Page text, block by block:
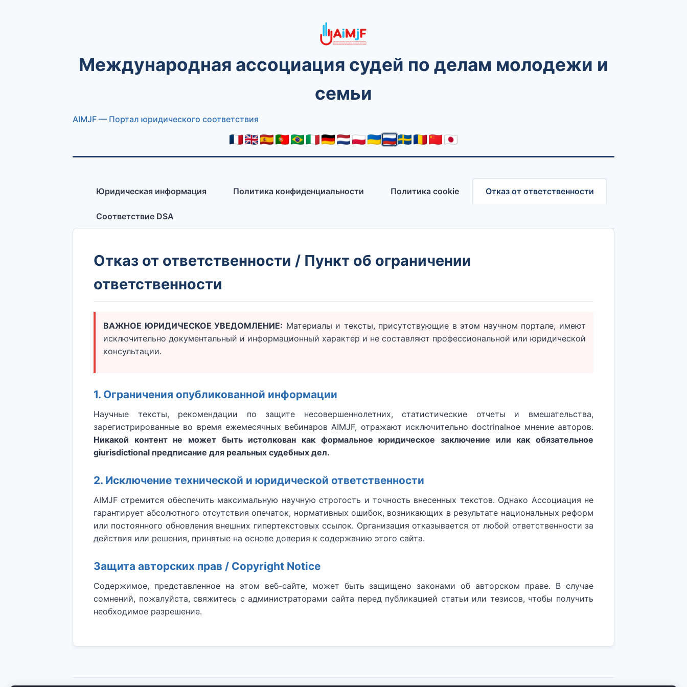
Международная ассоциация судей по делам молодежи и
семьи
AIMJF — Портал юридического соответствия
Юридическая информация Политика конфиденциальности Политика cookie Отказ от ответственности
Соответствие DSA
Отказ от ответственности / Пункт об ограничении
ответственности
ВАЖНОЕ ЮРИДИЧЕСКОЕ УВЕДОМЛЕНИЕ: Материалы и тексты, присутствующие в этом научном портале, имеют
исключительно документальный и информационный характер и не составляют профессиональной или юридической
консультации.
1. Ограничения опубликованной информации
Научные тексты, рекомендации по защите несовершеннолетних, статистические отчеты и вмешательства,
зарегистрированные во время ежемесячных вебинаров AIMJF, отражают исключительно doctrinalное мнение авторов.
Никакой контент не может быть истолкован как формальное юридическое заключение или как обязательное
giurisdictional предписание для реальных судебных дел.
2. Исключение технической и юридической ответственности
AIMJF стремится обеспечить максимальную научную строгость и точность внесенных текстов. Однако Ассоциация не
гарантирует абсолютного отсутствия опечаток, нормативных ошибок, возникающих в результате национальных реформ
или постоянного обновления внешних гипертекстовых ссылок. Организация отказывается от любой ответственности за
действия или решения, принятые на основе доверия к содержанию этого сайта.
Защита авторских прав / Copyright Notice
Содержимое, представленное на этом веб-сайте, может быть защищено законами об авторском праве. В случае
сомнений, пожалуйста, свяжитесь с администраторами сайта перед публикацией статьи или тезисов, чтобы получить
необходимое разрешение.